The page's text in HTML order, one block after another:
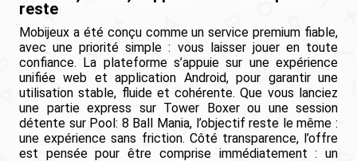
reste
Mobijeux a été conçu comme un service premium fiable,
avec une priorité simple : vous laisser jouer en toute
confiance. La plateforme s’appuie sur une expérience
unifiée web et application Android, pour garantir une
utilisation stable, fluide et cohérente. Que vous lanciez
une partie express sur Tower Boxer ou une session
détente sur Pool: 8 Ball Mania, l’objectif reste le même :
une expérience sans friction. Côté transparence, l’offre
est pensée pour être comprise immédiatement : un